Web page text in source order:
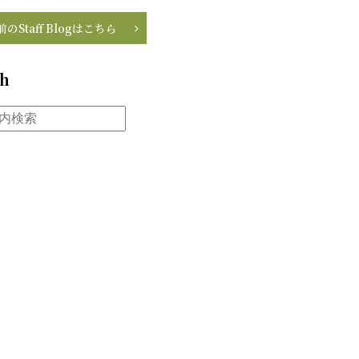
のStaff Blogはこちら